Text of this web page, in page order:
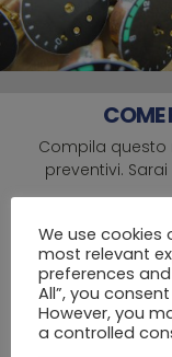
COME
Compila questo
preventivi.
Nome
Azienda
We use cookies
most relevant
preferences
All”, you
However, you
a controlled